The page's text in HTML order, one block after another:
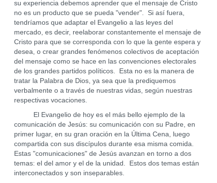
su experiencia debemos aprender que el mensaje de Cristo
no es un producto que se pueda "vender". Si así fuera,
tendríamos que adaptar el Evangelio a las leyes del
mercado, es decir, reelaborar constantemente el mensaje de
Cristo para que se corresponda con lo que la gente espera y
desea, o crear grandes fenómenos colectivos de aceptación
del mensaje como se hace en las convenciones electorales
de los grandes partidos políticos. Esta no es la manera de
tratar la Palabra de Dios, ya sea que la prediquemos
verbalmente o a través de nuestras vidas, según nuestras
respectivas vocaciones.
El Evangelio de hoy es el más bello ejemplo de la
comunicación de Jesús: su comunicación con su Padre, en
primer lugar, en su gran oración en la Última Cena, luego
compartida con sus discípulos durante esa misma comida.
Estas "comunicaciones" de Jesús avanzan en torno a dos
temas: el del amor y el de la unidad. Estos dos temas están
interconectados y son inseparables.